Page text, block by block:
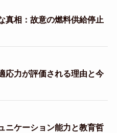
真相：故意の燃料供給停止
応力が評価される理由と今
ニケーション能力と教育哲